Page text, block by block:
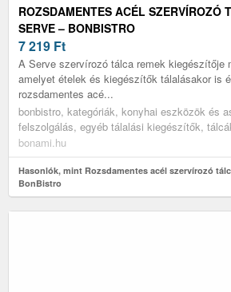
ROZSDAMENTES ACÉL SZERVÍROZÓ
SERVE – BONBISTRO
7 219 Ft
A Serve szervírozó tálca remek kiegészítője
amelyet ételek és kiegészítők tálalásakor is
rozsdamentes acé...
bonbistro, kategóriák, konyhai eszközök és
felszolgálás, egyéb tálalási kiegészítők,
bonami.hu
Hasonlók, mint Rozsdamentes acél szervírozó
BonBistro